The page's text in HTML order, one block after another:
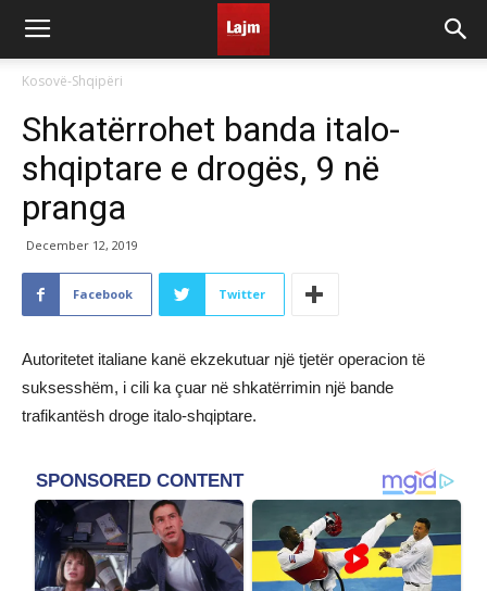
Kosovë-Shqipëri
Shkatërrohet banda italo-
shqiptare e drogës, 9 në
pranga
December 12, 2019
Facebook Twitter
Autoritetet italiane kanë ekzekutuar një tjetër operacion të
suksesshëm, i cili ka çuar në shkatërrimin një bande
trafikantësh droge italo-shqiptare.